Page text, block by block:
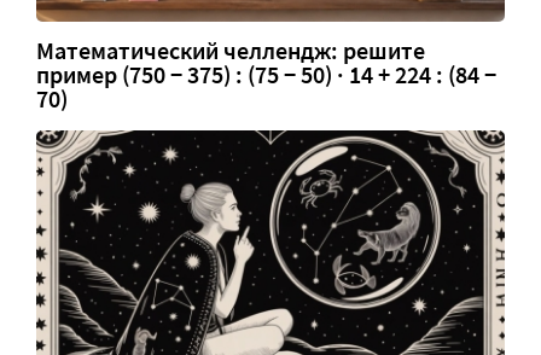
Математический челлендж: решите
пример (750 − 375) : (75 − 50) · 14 + 224 : (84 −
70)